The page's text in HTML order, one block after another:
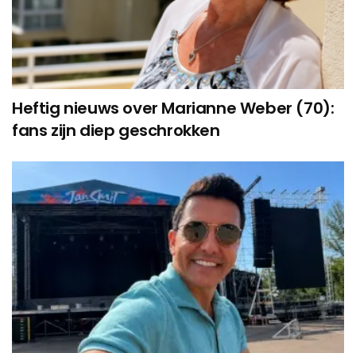
Heftig nieuws over Marianne Weber (70):
fans zijn diep geschrokken